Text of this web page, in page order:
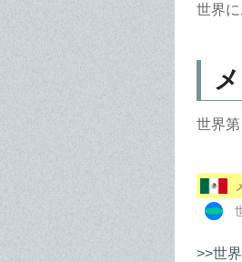
世界
世界第
>>世